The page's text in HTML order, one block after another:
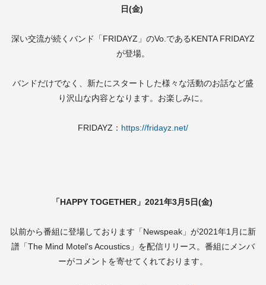
日(金)
深い交流が続くバンド「FRIDAYZ」のVo.であるKENTA FRIDAYZ
が登場。
バンドだけでなく、新たにスタートした様々な活動のお話など盛
り沢山な内容となります。お楽しみに。
FRIDAYZ： https://fridayz.net/
「HAPPY TOGETHER」2021年3月5日(金)
以前から番組に登場しております「Newspeak」が2021年1月に新
譜「The Mind Motel's Acoustics」を配信リリース。番組にメンバ
ーがコメントを寄せてくれております。